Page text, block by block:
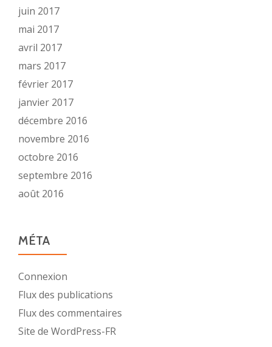
juin 2017
mai 2017
avril 2017
mars 2017
février 2017
janvier 2017
décembre 2016
novembre 2016
octobre 2016
septembre 2016
août 2016
MÉTA
Connexion
Flux des publications
Flux des commentaires
Site de WordPress-FR